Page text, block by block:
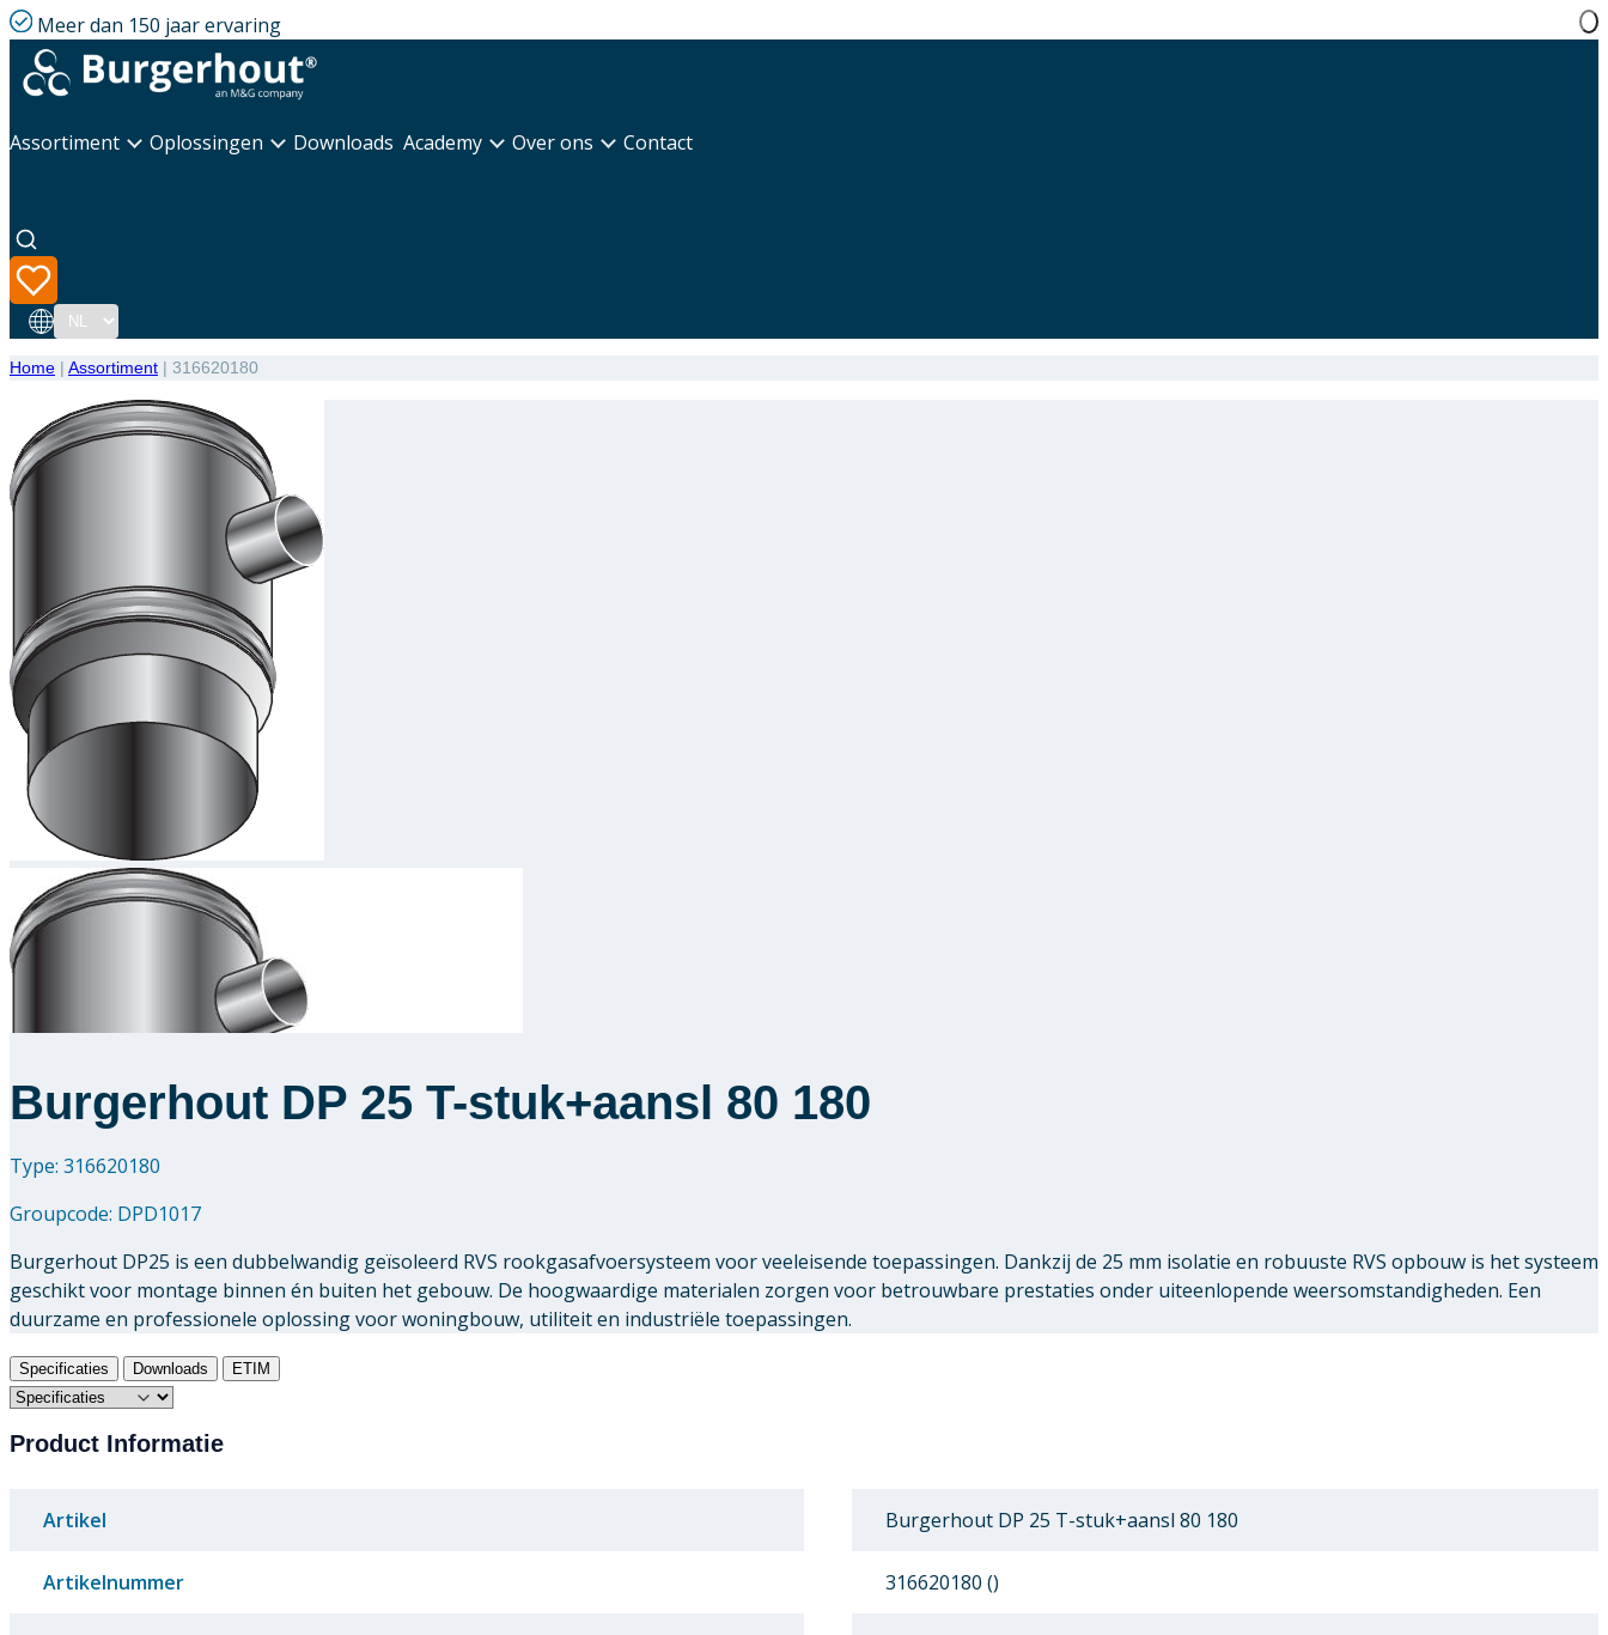
Meer dan 150 jaar ervaring
Assortiment Oplossingen Downloads Academy Over ons Contact
Taal
Home | Assortiment | 316620180
Burgerhout DP 25 T-stuk+aansl 80 180
Type: 316620180
Groupcode: DPD1017
Burgerhout DP25 is een dubbelwandig geïsoleerd RVS rookgasafvoersysteem voor veeleisende toepassingen. Dankzij de 25 mm isolatie en robuuste RVS opbouw is het systeem
geschikt voor montage binnen én buiten het gebouw. De hoogwaardige materialen zorgen voor betrouwbare prestaties onder uiteenlopende weersomstandigheden. Een
duurzame en professionele oplossing voor woningbouw, utiliteit en industriële toepassingen.
Specificaties Downloads ETIM
Product Informatie
Artikel Burgerhout DP 25 T-stuk+aansl 80 180
Artikelnummer 316620180 ()